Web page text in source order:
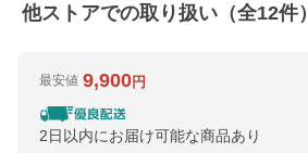
他ストアでの取り扱い（全12件）
最安値 9,900円
2日以内にお届け可能な商品あり